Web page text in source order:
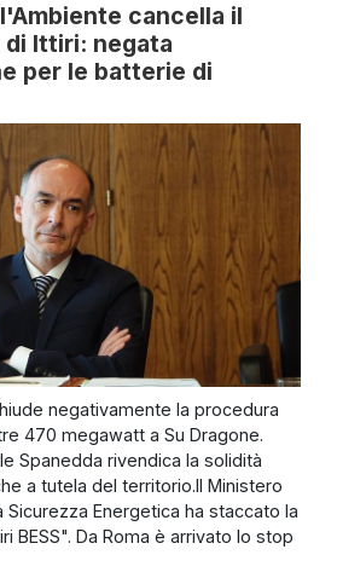
cancella il
di Ittiri: negata
per le batterie di
negativamente la procedura
470 megawatt a Su Dragone.
Spanedda rivendica la solidità
a tutela del territorio.Il Ministero
Energetica ha staccato la
BESS". Da Roma è arrivato lo stop